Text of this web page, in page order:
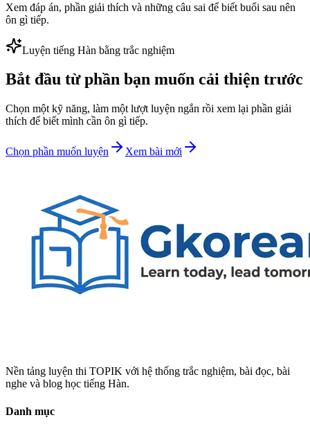
Xem đáp án, phần giải thích và những câu sai để biết buổi sau nên
ôn gì tiếp.
Luyện tiếng Hàn bằng trắc nghiệm
Bắt đầu từ phần bạn muốn cải thiện trước
Chọn một kỹ năng, làm một lượt luyện ngắn rồi xem lại phần giải
thích để biết mình cần ôn gì tiếp.
Chọn phần muốn luyện Xem bài mới
Nền tảng luyện thi TOPIK với hệ thống trắc nghiệm, bài đọc, bài
nghe và blog học tiếng Hàn.
Danh mục